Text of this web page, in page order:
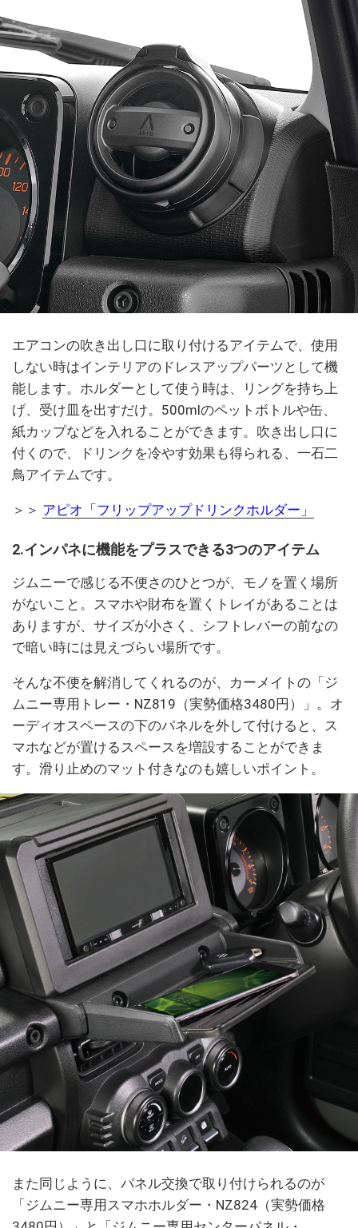
エアコンの吹き出し口に取り付けるアイテムで、使用
しない時はインテリアのドレスアップパーツとして機
能します。ホルダーとして使う時は、リングを持ち上
げ、受け皿を出すだけ。500mlのペットボトルや缶、
紙カップなどを入れることができます。吹き出し口に
付くので、ドリンクを冷やす効果も得られる、一石二
鳥アイテムです。
＞＞ アピオ「フリップアップドリンクホルダー」
2.インパネに機能をプラスできる3つのアイテム
ジムニーで感じる不便さのひとつが、モノを置く場所
がないこと。スマホや財布を置くトレイがあることは
ありますが、サイズが小さく、シフトレバーの前なの
で暗い時には見えづらい場所です。
そんな不便を解消してくれるのが、カーメイトの「ジ
ムニー専用トレー・NZ819（実勢価格3480円）」。オ
ーディオスペースの下のパネルを外して付けると、ス
マホなどが置けるスペースを増設することができま
す。滑り止めのマット付きなのも嬉しいポイント。
また同じように、パネル交換で取り付けられるのが
「ジムニー専用スマホホルダー・NZ824（実勢価格